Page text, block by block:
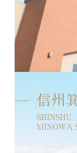
信州
SHINSHU
MINOWA